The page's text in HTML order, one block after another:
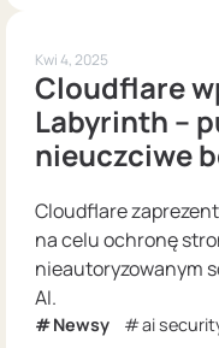
Kwi 4, 2025
Cloudflare
Labyrinth –
nieuczciwe
Cloudflare
na celu ochronę
nieautoryzowanym
AI.
Newsy ai